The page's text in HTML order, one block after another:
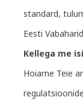
standard,
Eesti
Kellega me
Hoiame Teie